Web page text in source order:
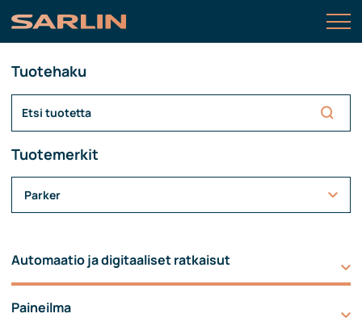
Tuotehaku
Tuotemerkit
Parker
Automaatio ja digitaaliset ratkaisut
Paineilma